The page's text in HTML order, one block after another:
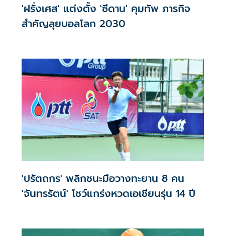
'ฝรั่งเศส' แต่งตั้ง 'ซีดาน' คุมทัพ ภารกิจ
สำคัญลุยบอลโลก 2030
'ปรัตถกร' พลิกชนะมือวางทะยาน 8 คน
'จันทรรัตน์' โชว์แกร่งหวดเอเชียนรุ่น 14 ปี